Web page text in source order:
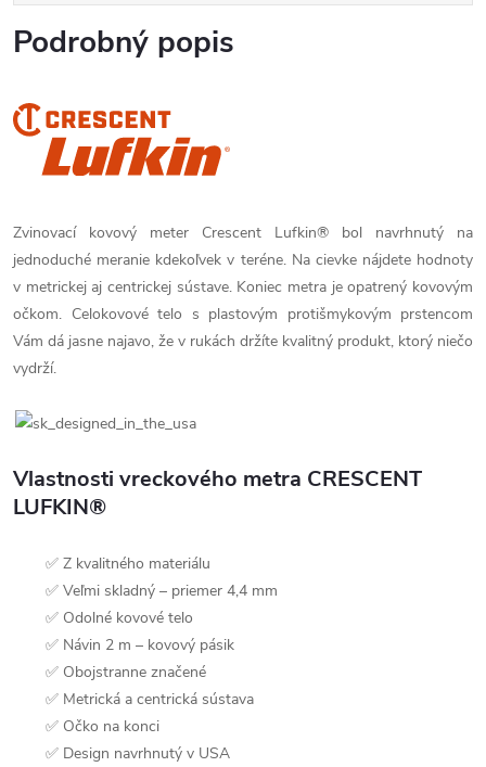
Podrobný popis
Zvinovací kovový meter Crescent Lufkin® bol navrhnutý na
jednoduché meranie kdekoľvek v teréne. Na cievke nájdete hodnoty
v metrickej aj centrickej sústave. Koniec metra je opatrený kovovým
očkom. Celokovové telo s plastovým protišmykovým prstencom
Vám dá jasne najavo, že v rukách držíte kvalitný produkt, ktorý niečo
vydrží.
Vlastnosti vreckového metra CRESCENT
LUFKIN®
✅ Z kvalitného materiálu
✅ Veľmi skladný – priemer 4,4 mm
✅ Odolné kovové telo
✅ Návin 2 m – kovový pásik
✅ Obojstranne značené
✅ Metrická a centrická sústava
✅ Očko na konci
✅ Design navrhnutý v USA